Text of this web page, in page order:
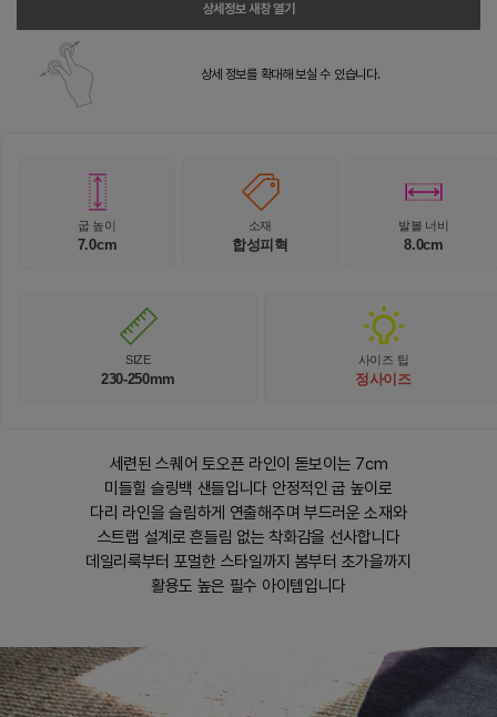
상세정보 새창 열기
상세 정보를 확대해 보실 수 있습니다.
굽 높이
7.0cm
소재
합성피혁
발볼 너비
8.0cm
SIZE
230-250mm
사이즈 팁
정사이즈
세련된 스퀘어 토오픈 라인이 돋보이는 7cm
미들힐 슬링백 샌들입니다 안정적인 굽 높이로
다리 라인을 슬림하게 연출해주며 부드러운 소재와
스트랩 설계로 흔들림 없는 착화감을 선사합니다
데일리룩부터 포멀한 스타일까지 봄부터 초가을까지
활용도 높은 필수 아이템입니다